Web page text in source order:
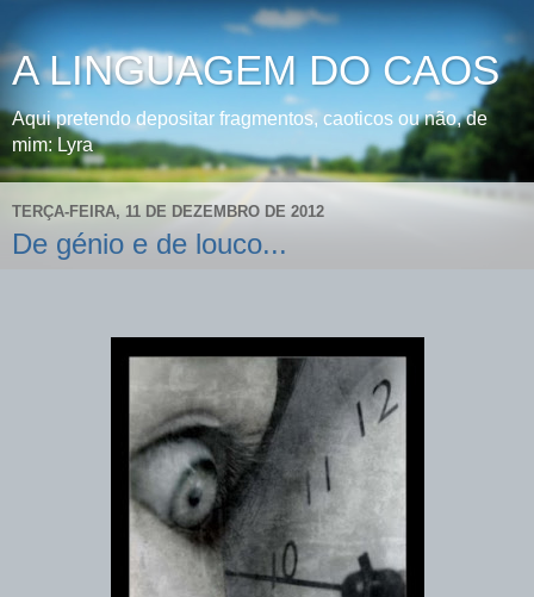
A LINGUAGEM DO CAOS
Aqui pretendo depositar fragmentos, caoticos ou não, de
mim: Lyra
TERÇA-FEIRA, 11 DE DEZEMBRO DE 2012
De génio e de louco...